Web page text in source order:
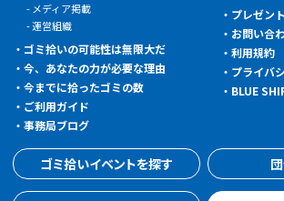
メディア掲載
運営組織
ゴミ拾いの可能性は無限大だ
今、あなたの力が必要な理由
今までに拾ったゴミの数
ご利用ガイド
事務局ブログ
プレゼン
お問い合
利用規約
プライバ
BLUE
ゴミ拾いイベントを探す